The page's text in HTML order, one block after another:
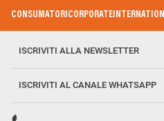
Footer Menu
CONSUMATORICORPORATE
ISCRIVITI ALLA NEWSLETTER
ISCRIVITI AL CANALE WHATSAPP